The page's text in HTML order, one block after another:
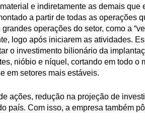
e indiretamente as demais que
a partir de todas as operações
operações do setor, como a
logo após iniciarem as atividades.
o investimento bilionário da
nióbio e níquel, cortando em todo o
em setores mais estáveis.
ações, redução na projeção de
país. Com isso, a empresa também